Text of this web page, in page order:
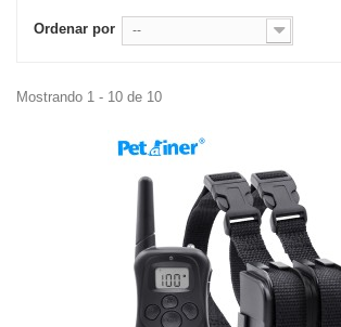
Ordenar por --
Mostrando 1 - 10 de 10